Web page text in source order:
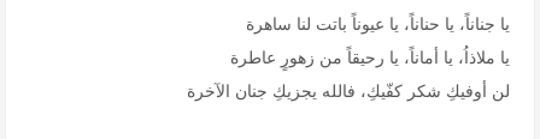
يا جناناً، يا حناناً، يا عيوناً باتت لنا ساهرة
يا ملاذاُ، يا أماناً، يا رحيقاً من زهورٍ عاطرة
لن أوفيكِ شكر كفّيكِ، فالله يجزيكِ جنان الآخرة